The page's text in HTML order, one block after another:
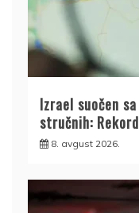
Izrael suočen
stručnih:
8. avgust 2026.